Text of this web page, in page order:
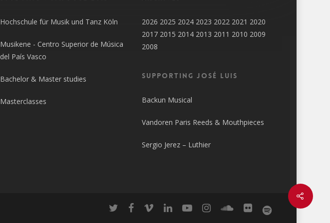
Hochschule für Musik und Tanz Köln
Musikene - Centro Superior de Música
del País Vasco
Bachelor & Master studies
Masterclasses
2026 2025 2024 2023 2022 2021 2020
2017 2015 2014 2013 2011 2010 2009
2008
SUPPORTING JOSÉ LUIS
Backun Musical
Vandoren Paris Reeds & Mouthpieces
Sergio Jerez – Luthier